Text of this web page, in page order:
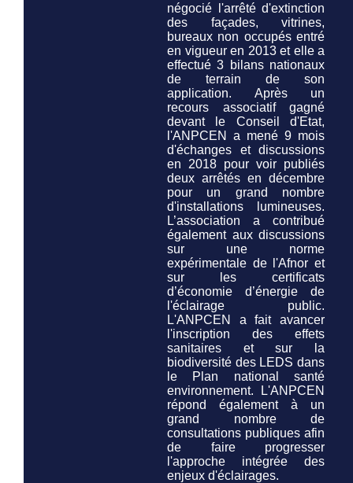
négocié l'arrêté d'extinction
des façades, vitrines,
bureaux non occupés entré
en vigueur en 2013 et elle a
effectué 3 bilans nationaux
de terrain de son
application. Après un
recours associatif gagné
devant le Conseil d'Etat,
l'ANPCEN a mené 9 mois
d'échanges et discussions
en 2018 pour voir publiés
deux arrêtés en décembre
pour un grand nombre
d'installations lumineuses.
L’association a contribué
également aux discussions
sur une norme
expérimentale de l'Afnor et
sur les certificats
d’économie d’énergie de
l'éclairage public.
L'ANPCEN a fait avancer
l'inscription des effets
sanitaires et sur la
biodiversité des LEDS dans
le Plan national santé
environnement. L'ANPCEN
répond également à un
grand nombre de
consultations publiques afin
de faire progresser
l'approche intégrée des
enjeux d'éclairages.